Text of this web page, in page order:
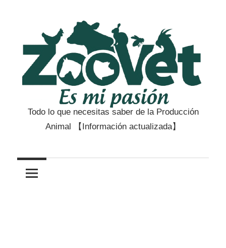
contenido
Zootecnia
Veterinaria
Todo lo que necesitas saber de la Producción
Animal 【Información actualizada】